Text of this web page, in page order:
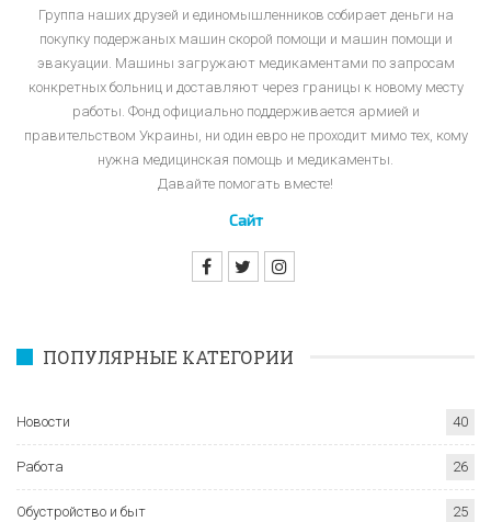
Группа наших друзей и единомышленников собирает деньги на
покупку подержаных машин скорой помощи и машин помощи и
эвакуации. Машины загружают медикаментами по запросам
конкретных больниц и доставляют через границы к новому месту
работы. Фонд официально поддерживается армией и
правительством Украины, ни один евро не проходит мимо тех, кому
нужна медицинская помощь и медикаменты.
Давайте помогать вместе!
Сайт
ПОПУЛЯРНЫЕ КАТЕГОРИИ
Новости 40
Работа 26
Обустройство и быт 25